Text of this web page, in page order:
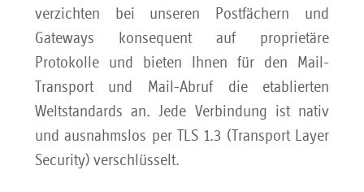
verzichten bei unseren Postfächern und
Gateways konsequent auf proprietäre
Protokolle und bieten Ihnen für den Mail-
Transport und Mail-Abruf die etablierten
Weltstandards an. Jede Verbindung ist nativ
und ausnahmslos per TLS 1.3 (Transport Layer
Security) verschlüsselt.